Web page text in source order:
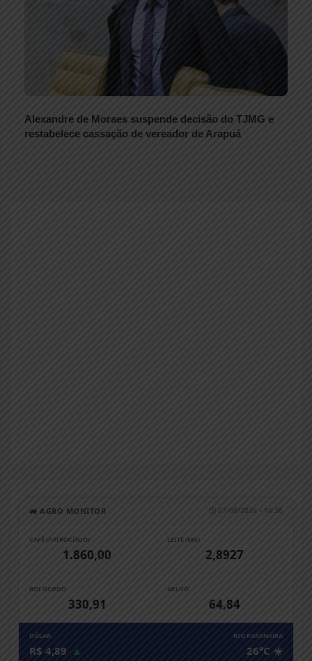
Alexandre de Moraes suspende decisão do TJMG e
restabelece cassação de vereador de Arapuá
🚜 AGRO MONITOR 🕒 07/08/2026 • 10:38
CAFÉ (PATROCÍNIO)
1.860,00
LEITE (MG)
2,8927
BOI GORDO
330,91
MILHO
64,84
DÓLAR
R$ 4,89 ▲
RIO PARANAíBA
26°C ☀️